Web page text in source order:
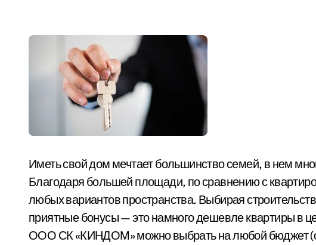
Иметь свой дом мечтает большинство семей, в нем
Благодаря большей площади, по сравнению с
любых вариантов пространства. Выбирая
приятные бонусы — это намного дешевле квартиры в
ООО СК «КИНДОМ» можно выбрать на любой бюджет